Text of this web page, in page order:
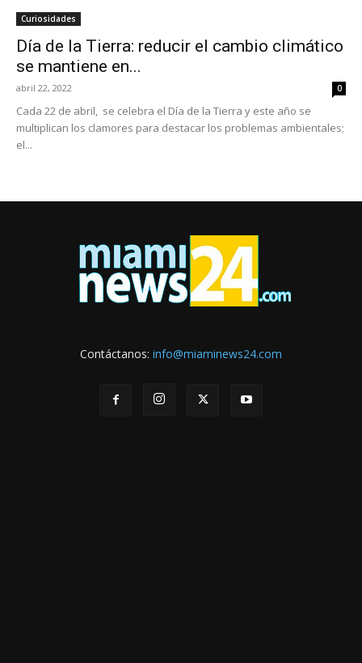
Curiosidades
Día de la Tierra: reducir el cambio climático
se mantiene en...
abril 22, 2022 0
Cada 22 de abril, se celebra el Día de la Tierra y este año se
multiplican los clamores para destacar los problemas ambientales;
el...
Contáctanos: info@miaminews24.com